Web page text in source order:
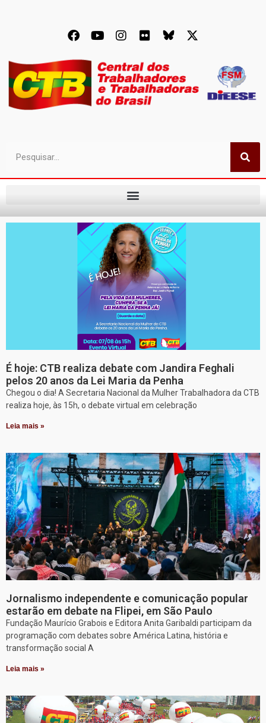
É hoje: CTB realiza debate com Jandira Feghali
pelos 20 anos da Lei Maria da Penha
Chegou o dia! A Secretaria Nacional da Mulher Trabalhadora da CTB
realiza hoje, às 15h, o debate virtual em celebração
Leia mais »
Jornalismo independente e comunicação popular
estarão em debate na Flipei, em São Paulo
Fundação Maurício Grabois e Editora Anita Garibaldi participam da
programação com debates sobre América Latina, história e
transformação social A
Leia mais »